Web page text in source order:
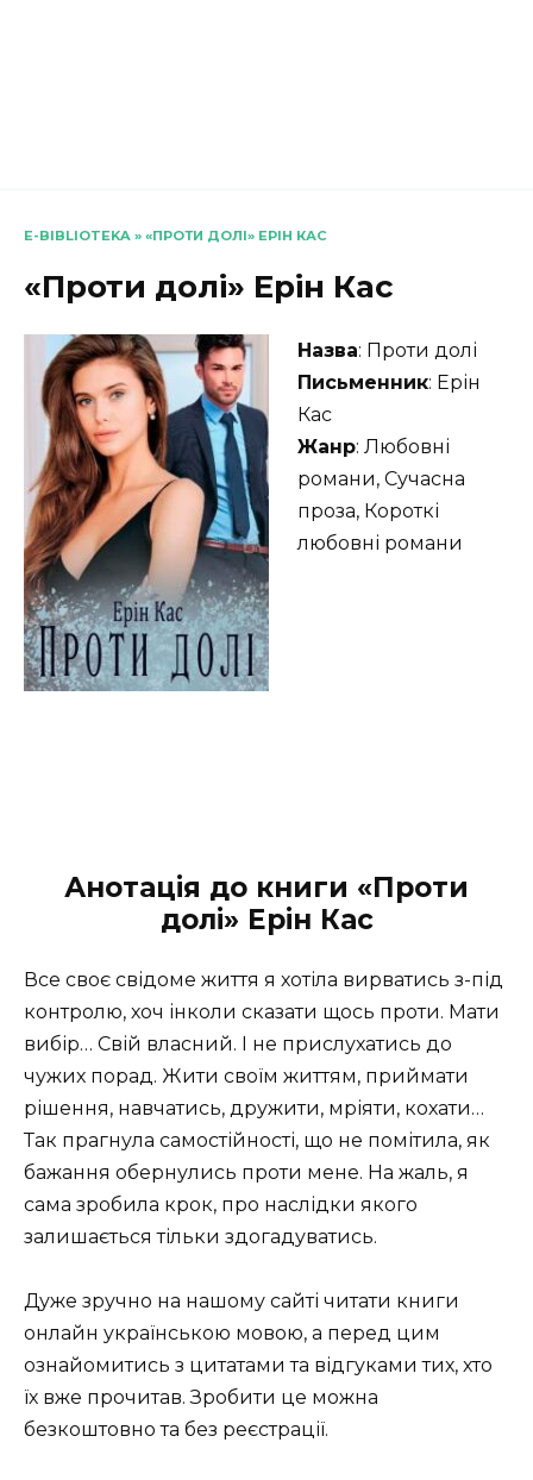
E-BIBLIOTEKA » «ПРОТИ ДОЛІ» ЕРІН КАС
«Проти долі» Ерін Кас
Назва: Проти долі
Письменник: Ерін
Кас
Жанр: Любовні
романи, Сучасна
проза, Короткі
любовні романи
Анотація до книги «Проти
долі» Ерін Кас
Все своє свідоме життя я хотіла вирватись з-під
контролю, хоч інколи сказати щось проти. Мати
вибір… Свій власний. І не прислухатись до
чужих порад. Жити своїм життям, приймати
рішення, навчатись, дружити, мріяти, кохати…
Так прагнула самостійності, що не помітила, як
бажання обернулись проти мене. На жаль, я
сама зробила крок, про наслідки якого
залишається тільки здогадуватись.
Дуже зручно на нашому сайті читати книги
онлайн українською мовою, а перед цим
ознайомитись з цитатами та відгуками тих, хто
їх вже прочитав. Зробити це можна
безкоштовно та без реєстрації.